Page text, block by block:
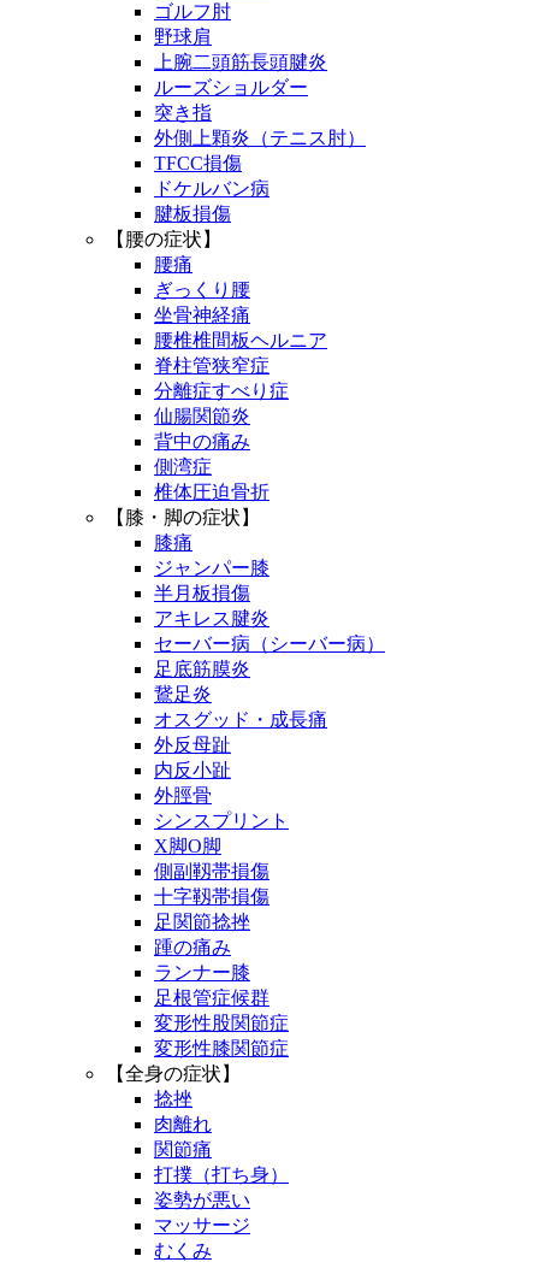
ゴルフ肘
野球肩
上腕二頭筋長頭腱炎
ルーズショルダー
突き指
外側上顆炎（テニス肘）
TFCC損傷
ドケルバン病
腱板損傷
【腰の症状】
腰痛
ぎっくり腰
坐骨神経痛
腰椎椎間板ヘルニア
脊柱管狭窄症
分離症すべり症
仙腸関節炎
背中の痛み
側湾症
椎体圧迫骨折
【膝・脚の症状】
膝痛
ジャンパー膝
半月板損傷
アキレス腱炎
セーバー病（シーバー病）
足底筋膜炎
鵞足炎
オスグッド・成長痛
外反母趾
内反小趾
外脛骨
シンスプリント
X脚O脚
側副靱帯損傷
十字靱帯損傷
足関節捻挫
踵の痛み
ランナー膝
足根管症候群
変形性股関節症
変形性膝関節症
【全身の症状】
捻挫
肉離れ
関節痛
打撲（打ち身）
姿勢が悪い
マッサージ
むくみ